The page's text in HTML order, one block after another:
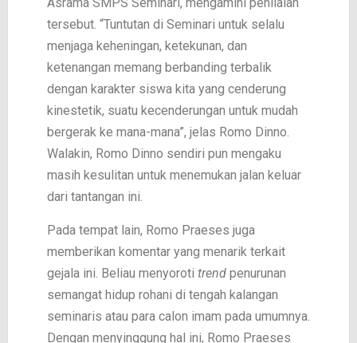
tersebut. “Tuntutan di Seminari untuk selalu
menjaga keheningan, ketekunan, dan
ketenangan memang berbanding terbalik
dengan karakter siswa kita yang cenderung
kinestetik, suatu kecenderungan untuk mudah
bergerak ke mana-mana”, jelas Romo Dinno.
Walakin, Romo Dinno sendiri pun mengaku
masih kesulitan untuk menemukan jalan keluar
dari tantangan ini.
Pada tempat lain, Romo Praeses juga
memberikan komentar yang menarik terkait
gejala ini. Beliau menyoroti trend penurunan
semangat hidup rohani di tengah kalangan
seminaris atau para calon imam pada umumnya.
Dengan menyinggung hal ini, Romo Praeses